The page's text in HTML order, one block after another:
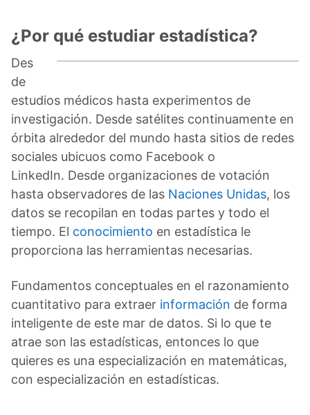
¿Por qué estudiar estadística?
Des
de
estudios médicos hasta experimentos de
investigación. Desde satélites continuamente en
órbita alrededor del mundo hasta sitios de redes
sociales ubicuos como Facebook o
LinkedIn. Desde organizaciones de votación
hasta observadores de las Naciones Unidas, los
datos se recopilan en todas partes y todo el
tiempo. El conocimiento en estadística le
proporciona las herramientas necesarias.
Fundamentos conceptuales en el razonamiento
cuantitativo para extraer información de forma
inteligente de este mar de datos. Si lo que te
atrae son las estadísticas, entonces lo que
quieres es una especialización en matemáticas,
con especialización en estadísticas.